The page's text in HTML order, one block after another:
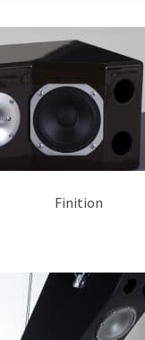
Série K
Finition